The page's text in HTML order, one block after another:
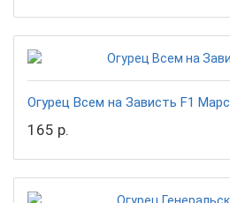
Огурец Всем на Зависть F1 Марс
165 р.